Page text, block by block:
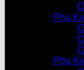
Phụ
Phụ